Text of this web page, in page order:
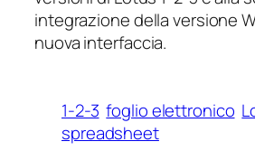
integrazione della versione
nuova interfaccia.
1-2-3 foglio elettronico
spreadsheet